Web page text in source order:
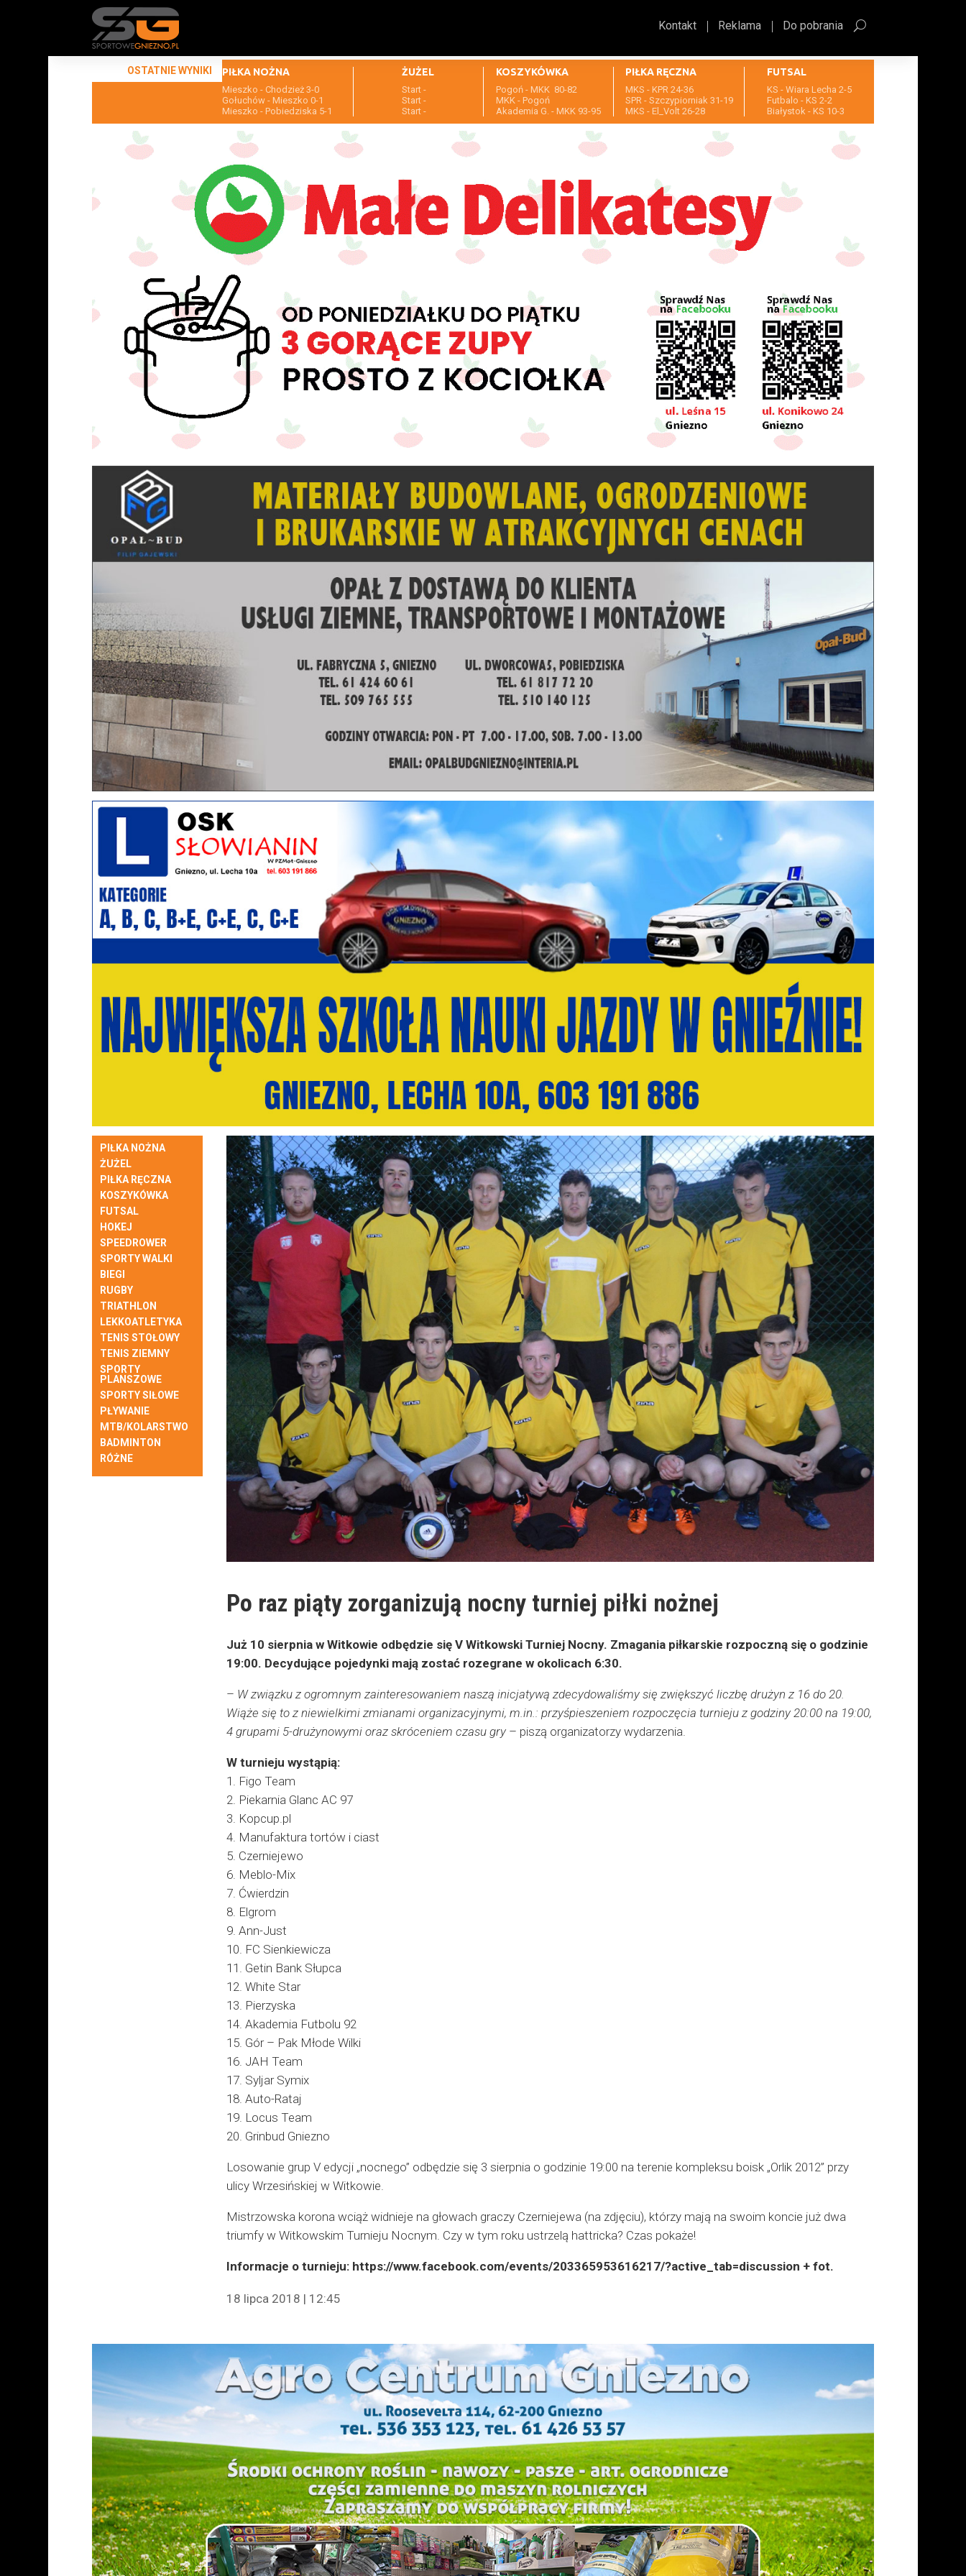
Kontakt Reklama Do pobrania
OSTATNIE WYNIKI PIŁKA NOŻNA
Mieszko - Chodzież 3-0
Gołuchów - Mieszko 0-1
Mieszko - Pobiedziska 5-1
ŻUŻEL
Start -
Start -
Start -
KOSZYKÓWKA
Pogoń - MKK 80-82
MKK - Pogoń
Akademia G. - MKK 93-95
PIŁKA RĘCZNA
MKS - KPR 24-36
SPR - Szczypiorniak 31-19
MKS - El_Volt 26-28
FUTSAL
KS - Wiara Lecha 2-5
Futbalo - KS 2-2
Białystok - KS 10-3
PIŁKA NOŻNA
ŻUŻEL
PIŁKA RĘCZNA
KOSZYKÓWKA
FUTSAL
HOKEJ
SPEEDROWER
SPORTY WALKI
BIEGI
RUGBY
TRIATHLON
LEKKOATLETYKA
TENIS STOŁOWY
TENIS ZIEMNY
SPORTY
PLANSZOWE
SPORTY SIŁOWE
PŁYWANIE
MTB/KOLARSTWO
BADMINTON
RÓŻNE
Po raz piąty zorganizują nocny turniej piłki nożnej
Już 10 sierpnia w Witkowie odbędzie się V Witkowski Turniej Nocny. Zmagania piłkarskie rozpoczną się o godzinie
19:00. Decydujące pojedynki mają zostać rozegrane w okolicach 6:30.
– W związku z ogromnym zainteresowaniem naszą inicjatywą zdecydowaliśmy się zwiększyć liczbę drużyn z 16 do 20.
Wiąże się to z niewielkimi zmianami organizacyjnymi, m.in.: przyśpieszeniem rozpoczęcia turnieju z godziny 20:00 na 19:00,
4 grupami 5-drużynowymi oraz skróceniem czasu gry – piszą organizatorzy wydarzenia.
W turnieju wystąpią:
1. Figo Team
2. Piekarnia Glanc AC 97
3. Kopcup.pl
4. Manufaktura tortów i ciast
5. Czerniejewo
6. Meblo-Mix
7. Ćwierdzin
8. Elgrom
9. Ann-Just
10. FC Sienkiewicza
11. Getin Bank Słupca
12. White Star
13. Pierzyska
14. Akademia Futbolu 92
15. Gór – Pak Młode Wilki
16. JAH Team
17. Syljar Symix
18. Auto-Rataj
19. Locus Team
20. Grinbud Gniezno
Losowanie grup V edycji „nocnego” odbędzie się 3 sierpnia o godzinie 19:00 na terenie kompleksu boisk „Orlik 2012” przy
ulicy Wrzesińskiej w Witkowie.
Mistrzowska korona wciąż widnieje na głowach graczy Czerniejewa (na zdjęciu), którzy mają na swoim koncie już dwa
triumfy w Witkowskim Turnieju Nocnym. Czy w tym roku ustrzelą hattricka? Czas pokaże!
Informacje o turnieju: https://www.facebook.com/events/203365953616217/?active_tab=discussion + fot.
18 lipca 2018 | 12:45